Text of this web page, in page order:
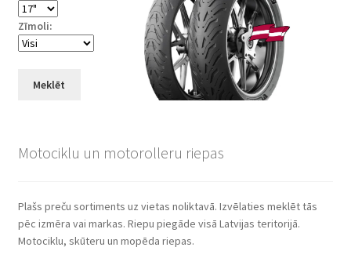
Zīmoli:
Meklēt
Motociklu un motorolleru riepas
Plašs preču sortiments uz vietas noliktavā. Izvēlaties meklēt tās
pēc izmēra vai markas. Riepu piegāde visā Latvijas teritorijā.
Motociklu, skūteru un mopēda riepas.